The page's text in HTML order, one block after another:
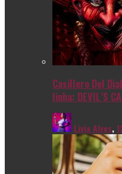
Casillero Del
linha: DEVIL’S
Livia Alves,